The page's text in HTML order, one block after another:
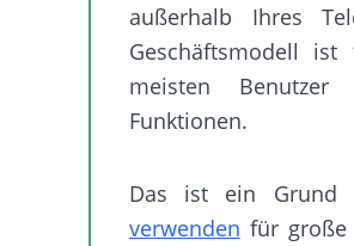
außerhalb Ihres
Geschäftsmodell
meisten
Funktionen.
Das ist ein Grund
verwenden für große